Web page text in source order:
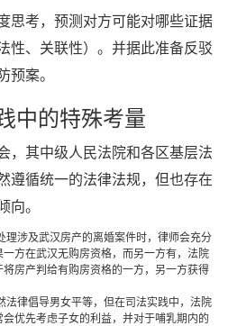
思考，预测对方可能对哪些证据
性、关联性）。并据此准备反驳
预案。
中的特殊考量
，其中级人民法院和各区基层法
遵循统一的法律法规，但也存在
向。
理涉及武汉房产的离婚案件时，律师会充分
方在武汉无购房资格，而另一方有，法院
房产判给有购房资格的一方，另一方获得
法律倡导男女平等，但在司法实践中，法院
优先考虑子女的利益，并对于哺乳期内的